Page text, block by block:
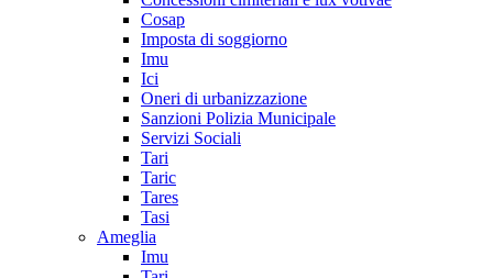
Cosap
Imposta di soggiorno
Imu
Ici
Oneri di urbanizzazione
Sanzioni Polizia Municipale
Servizi Sociali
Tari
Taric
Tares
Tasi
Ameglia
Imu